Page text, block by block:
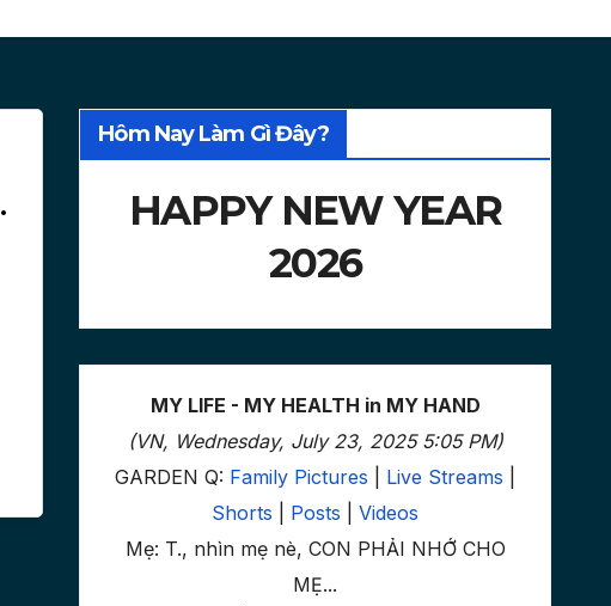
Hôm Nay Làm Gì Đây?
HAPPY NEW YEAR
2026
MY LIFE - MY HEALTH in MY HAND
(VN, Wednesday, July 23, 2025 5:05 PM)
GARDEN Q: Family Pictures Live Streams
Shorts
Posts |Videos
Mẹ: T., nhìn mẹ nè, CON PHẢI NHỚ CHO
MẸ...